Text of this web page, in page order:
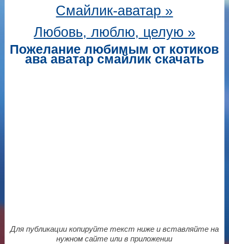
Смайлик-аватар »
Любовь, люблю, целую »
Пожелание любимым от котиков
ава аватар смайлик скачать
Для публикации копируйте текст ниже и вставляйте на
нужном сайте или в приложении